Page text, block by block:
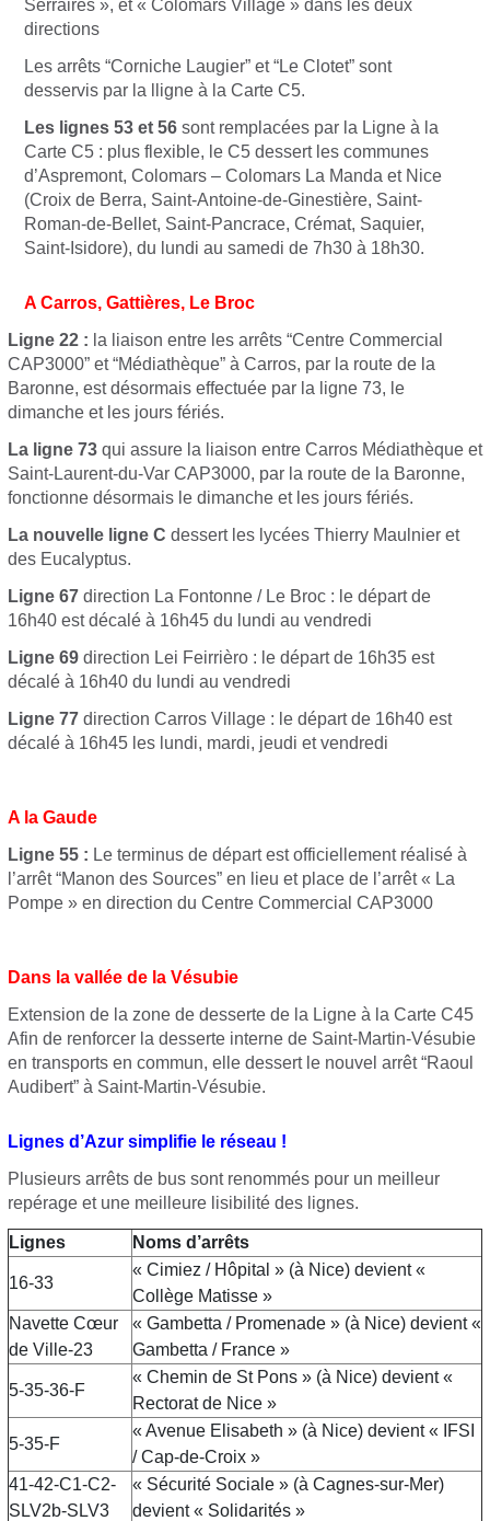
Serraires », et « Colomars Village » dans les deux
directions
Les arrêts “Corniche Laugier” et “Le Clotet” sont
desservis par la lligne à la Carte C5.
Les lignes 53 et 56 sont remplacées par la Ligne à la
Carte C5 : plus flexible, le C5 dessert les communes
d’Aspremont, Colomars – Colomars La Manda et Nice
(Croix de Berra, Saint-Antoine-de-Ginestière, Saint-
Roman-de-Bellet, Saint-Pancrace, Crémat, Saquier,
Saint-Isidore), du lundi au samedi de 7h30 à 18h30.
A Carros, Gattières, Le Broc
Ligne 22 : la liaison entre les arrêts “Centre Commercial
CAP3000” et “Médiathèque” à Carros, par la route de la
Baronne, est désormais effectuée par la ligne 73, le
dimanche et les jours fériés.
La ligne 73 qui assure la liaison entre Carros Médiathèque et
Saint-Laurent-du-Var CAP3000, par la route de la Baronne,
fonctionne désormais le dimanche et les jours fériés.
La nouvelle ligne C dessert les lycées Thierry Maulnier et
des Eucalyptus.
Ligne 67 direction La Fontonne / Le Broc : le départ de
16h40 est décalé à 16h45 du lundi au vendredi
Ligne 69 direction Lei Feirrièro : le départ de 16h35 est
décalé à 16h40 du lundi au vendredi
Ligne 77 direction Carros Village : le départ de 16h40 est
décalé à 16h45 les lundi, mardi, jeudi et vendredi
A la Gaude
Ligne 55 : Le terminus de départ est officiellement réalisé à
l’arrêt “Manon des Sources” en lieu et place de l’arrêt « La
Pompe » en direction du Centre Commercial CAP3000
Dans la vallée de la Vésubie
Extension de la zone de desserte de la Ligne à la Carte C45
Afin de renforcer la desserte interne de Saint-Martin-Vésubie
en transports en commun, elle dessert le nouvel arrêt “Raoul
Audibert” à Saint-Martin-Vésubie.
Lignes d’Azur simplifie le réseau !
Plusieurs arrêts de bus sont renommés pour un meilleur
repérage et une meilleure lisibilité des lignes.
Lignes Noms d’arrêts
16-33
« Cimiez / Hôpital » (à Nice) devient «
Collège Matisse »
Navette Cœur
de Ville-23
« Gambetta / Promenade » (à Nice) devient «
Gambetta / France »
5-35-36-F
« Chemin de St Pons » (à Nice) devient «
Rectorat de Nice »
5-35-F
« Avenue Elisabeth » (à Nice) devient « IFSI
/ Cap-de-Croix »
41-42-C1-C2-
SLV2b-SLV3
« Sécurité Sociale » (à Cagnes-sur-Mer)
devient « Solidarités »